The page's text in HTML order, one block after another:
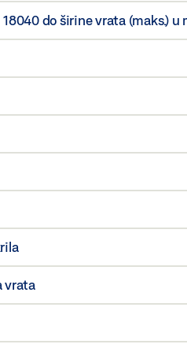
do širine vrata (maks.) u
vrata